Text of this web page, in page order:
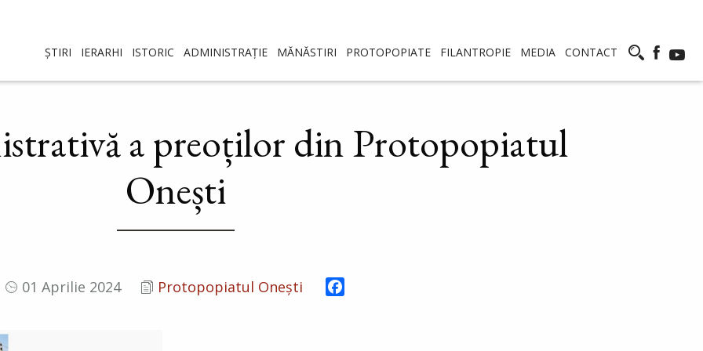
ȘTIRI IERARHI ISTORIC ADMINISTRAȚIE MĂNĂSTIRI PROTOPOPIATE FILANTROPIE MEDIA CONTACT
a preoților din Protopopiatul
Onești
01 Aprilie 2024 Protopopiatul Onești